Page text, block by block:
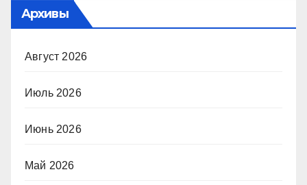
Архивы
Август 2026
Июль 2026
Июнь 2026
Май 2026